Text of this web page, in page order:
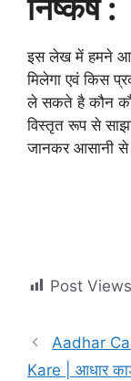
निष्कर्ष :
इस लेख में हमने
मिलेगा एवं किस
ले सकते है कौन
विस्तृत रूप से
जानकर आसानी से
Post
Aadhar
Kare | आधार